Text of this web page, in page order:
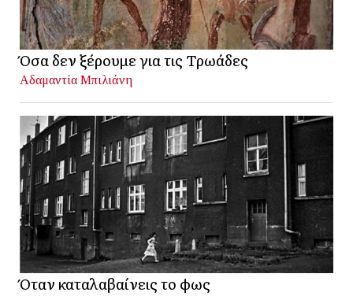
Όσα δεν ξέρουμε για τις Τρωάδες
Αδαμαντία Μπιλιάνη
Όταν καταλαβαίνεις το φως